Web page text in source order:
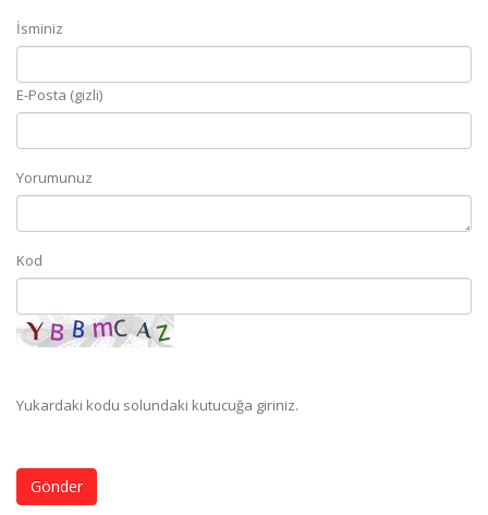
İsminiz
E-Posta (gizli)
Yorumunuz
Kod
Yukardaki kodu solundaki kutucuğa giriniz.
Gönder